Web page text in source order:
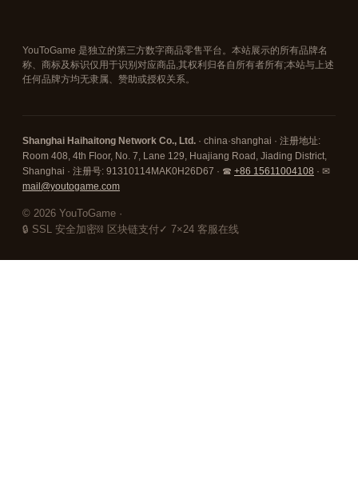
YouToGame 是独立的第三方数字商品零售平台。本站展示的所有品牌名
称、商标及标识仅用于识别对应商品,其权利归各自所有者所有;本站与上述
任何品牌方均无隶属、赞助或授权关系。
Shanghai Haihaitong Network Co., Ltd. · china·shanghai · 注册地址:
Room 408, 4th Floor, No. 7, Lane 129, Huajiang Road, Jiading District,
Shanghai · 注册号: 91310114MAK0H26D67 · ☎ +86 15611004108 · ✉
mail@youtogame.com
© 2026 YouToGame ·
🔒 SSL 安全加密⛓ 区块链支付✓ 7×24 客服在线